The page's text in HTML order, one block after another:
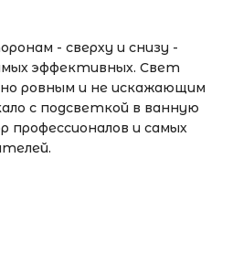
- сверху и снизу -
эффективных. Свет
ровным и не искажающим
с подсветкой в ванную
профессионалов и самых